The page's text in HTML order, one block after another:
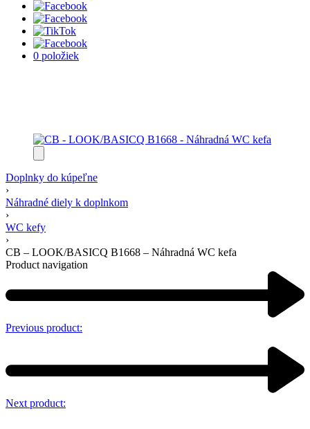
0 položiek
Doplnky do kúpeľne
›
Náhradné diely k doplnkom
›
WC kefy
›
CB – LOOK/BASICQ B1668 – Náhradná WC kefa
Product navigation
Previous product:
Next product: